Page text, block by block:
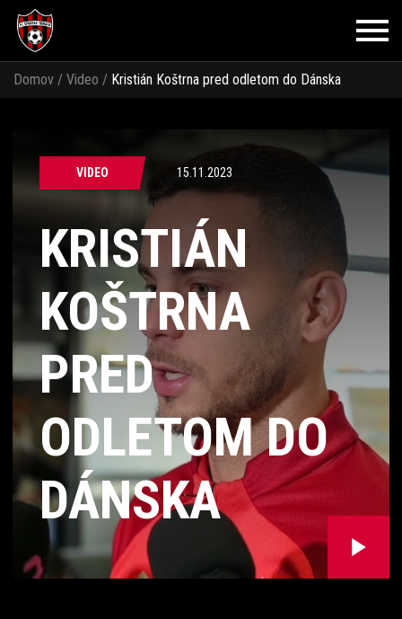
Domov / Video / Kristián Koštrna pred odletom do Dánska
VIDEO 15.11.2023
KRISTIÁN
KOŠTRNA
PRED
ODLETOM DO
DÁNSKA